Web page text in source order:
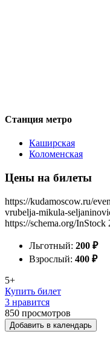
Станция метро
Каширская
Коломенская
Цены на билеты
https://kudamoscow.ru/
vrubelja-mikula-
https://schema.org/InStock
Льготный: 200 ₽
Взрослый: 400 ₽
5+
Купить билет
3 нравится
850 просмотров
Добавить в календарь